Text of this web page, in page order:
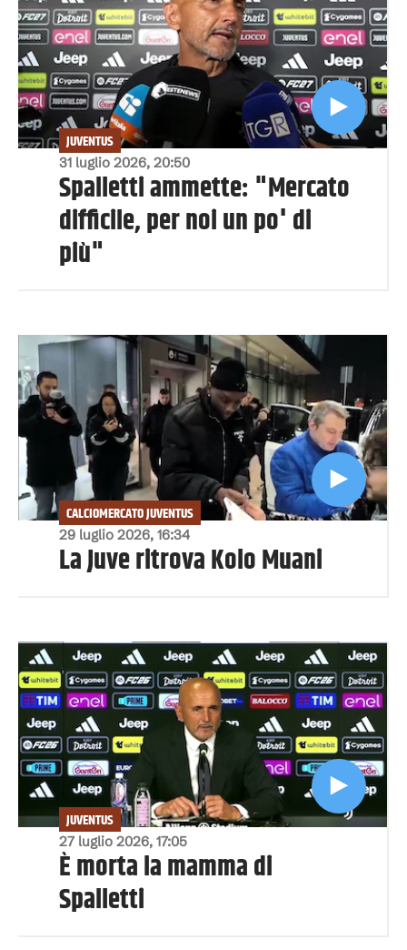
31 luglio 2026, 20:50
JUVENTUS
Spalletti ammette: "Mercato
difficile, per noi un po' di
più"
29 luglio 2026, 16:34
CALCIOMERCATO JUVENTUS
La Juve ritrova Kolo Muani
27 luglio 2026, 17:05
JUVENTUS
È morta la mamma di
Spalletti